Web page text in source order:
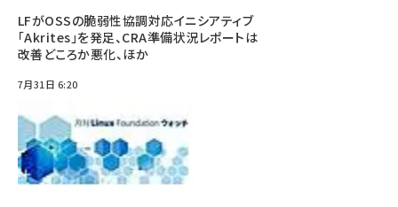
LFがOSSの脆弱性協調対応イニシアティブ
「Akrites」を発足、CRA準備状況レポートは
改善どころか悪化、ほか
7月31日 6:20